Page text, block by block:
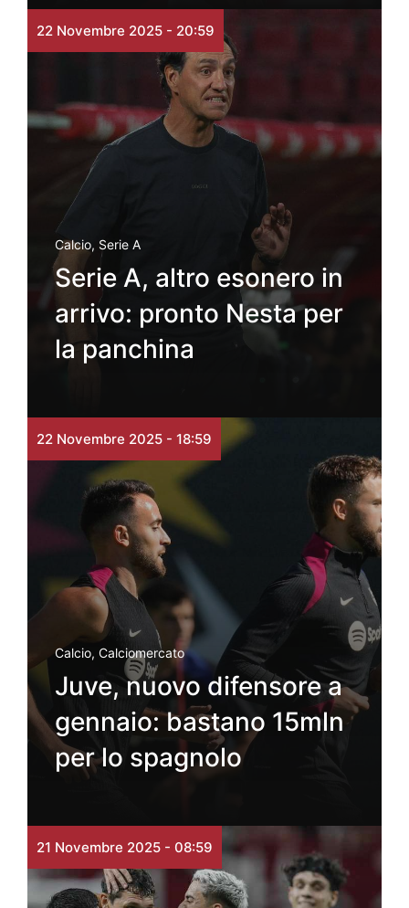
22 Novembre 2025 - 20:59
Calcio, Serie A
Serie A, altro esonero in
arrivo: pronto Nesta per
la panchina
22 Novembre 2025 - 18:59
Calcio, Calciomercato
Juve, nuovo difensore a
gennaio: bastano 15mln
per lo spagnolo
21 Novembre 2025 - 08:59